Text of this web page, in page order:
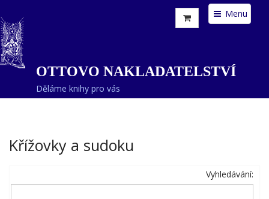
Menu
OTTOVO NAKLADATELSTVÍ
Děláme knihy pro vás
Křížovky a sudoku
Vyhledávání: